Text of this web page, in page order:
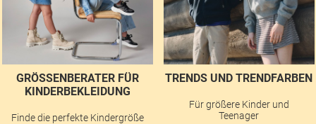
GRÖSSENBERATER FÜR K
INDERBEKLEIDUNG
Finde die perfekte Kindergröße
TRENDS UND TRENDFARBEN
Für größere Kinder und
Teenager